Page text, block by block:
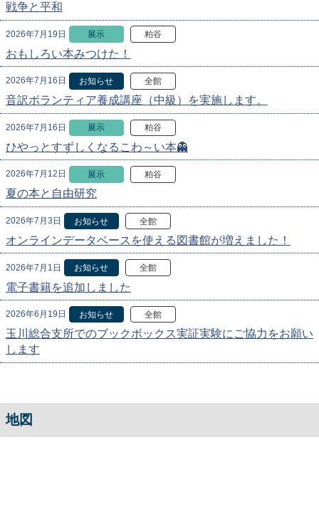
戦争と平和
2026年7月19日 展示 粕谷
おもしろい本みつけた！
2026年7月16日 お知らせ 全館
音訳ボランティア養成講座（中級）を実施します。
2026年7月16日 展示 粕谷
ひやっとすずしくなるこわ～い本👻
2026年7月12日 展示 粕谷
夏の本と自由研究
2026年7月3日 お知らせ 全館
オンラインデータベースを使える図書館が増えました！
2026年7月1日 お知らせ 全館
電子書籍を追加しました
2026年6月19日 お知らせ 全館
玉川総合支所でのブックボックス実証実験にご協力をお願い
します
地図